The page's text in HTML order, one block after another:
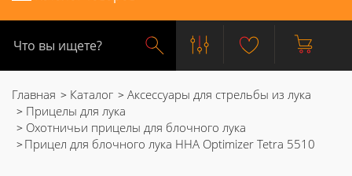
Главная Каталог
Аксессуары для стрельбы из лука
Прицелы для лука
Охотничьи прицелы для блочного лука
Прицел для блочного лука HHA Optimizer Tetra 5510